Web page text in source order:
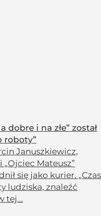
dobre i na złe” został
roboty”
Januszkiewicz,
Mateusz”
się jako kurier. „Czas
ludziska, znaleźć
tej...